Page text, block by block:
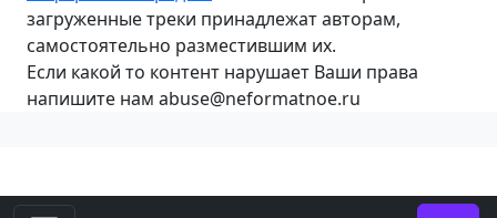
загруженные треки принадлежат авторам,
самостоятельно разместившим их.
Если какой то контент нарушает Ваши права
напишите нам abuse@neformatnoe.ru